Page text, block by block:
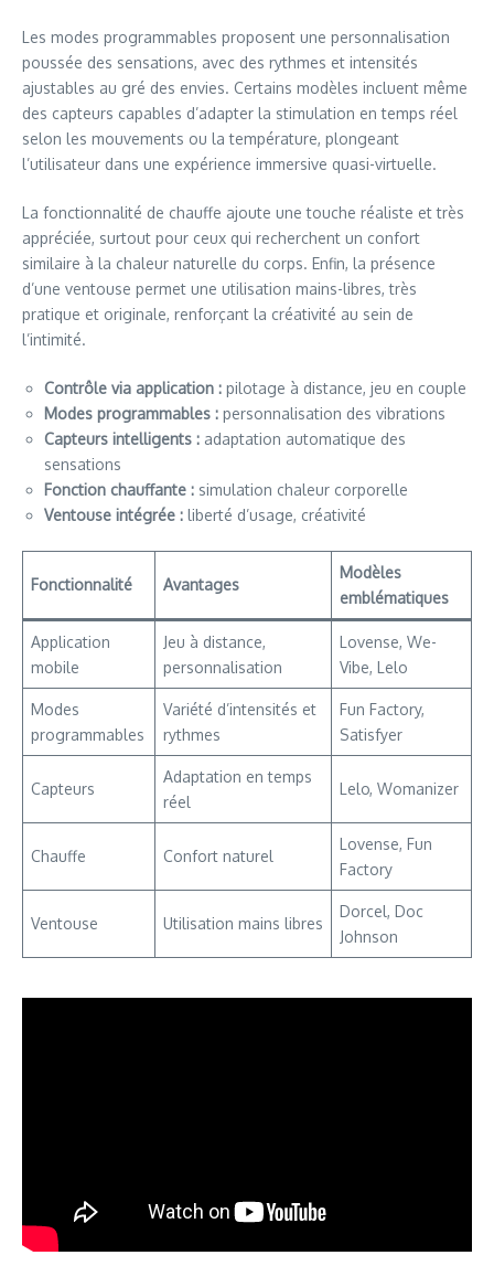
Les modes programmables proposent une personnalisation
poussée des sensations, avec des rythmes et intensités
ajustables au gré des envies. Certains modèles incluent même
des capteurs capables d’adapter la stimulation en temps réel
selon les mouvements ou la température, plongeant
l’utilisateur dans une expérience immersive quasi-virtuelle.
La fonctionnalité de chauffe ajoute une touche réaliste et très
appréciée, surtout pour ceux qui recherchent un confort
similaire à la chaleur naturelle du corps. Enfin, la présence
d’une ventouse permet une utilisation mains-libres, très
pratique et originale, renforçant la créativité au sein de
l’intimité.
Contrôle via application : pilotage à distance, jeu en couple
Modes programmables : personnalisation des vibrations
Capteurs intelligents : adaptation automatique des
sensations
Fonction chauffante : simulation chaleur corporelle
Ventouse intégrée : liberté d’usage, créativité
Fonctionnalité Avantages
Modèles
emblématiques
Application
mobile
Jeu à distance,
personnalisation
Lovense, We-
Vibe, Lelo
Modes
programmables
Variété d’intensités et
rythmes
Fun Factory,
Satisfyer
Capteurs
Adaptation en temps
réel
Lelo, Womanizer
Chauffe Confort naturel
Lovense, Fun
Factory
Ventouse Utilisation mains libres
Dorcel, Doc
Johnson